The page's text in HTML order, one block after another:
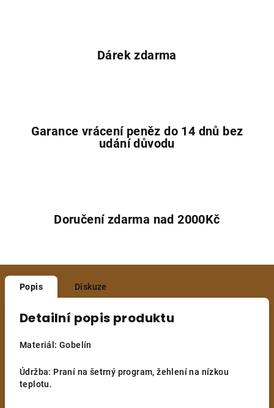
Dárek zdarma
Garance vrácení peněz do 14 dnů bez
udání důvodu
Doručení zdarma nad 2000Kč
Popis Diskuze
Detailní popis produktu
Materiál: Gobelín
Údržba: Praní na šetrný program, žehlení na nízkou
teplotu.